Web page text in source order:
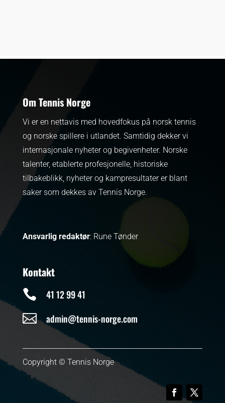
Om Tennis Norge
Vi er en nettavis med hovedfokus på norsk tennis
og norske spillere i utlandet. Samtidig dekker vi
internasjonale nyheter og begivenheter. Norske
talenter, etablerte profesjonelle, historiske
tilbakeblikk, nyheter og kampresultater er blant
saker som dekkes av Tennis Norge.
Ansvarlig redaktør: Rune Tønder
Kontakt
 41 12 99 41
 admin@tennis-norge.com
Copyright © Tennis Norge